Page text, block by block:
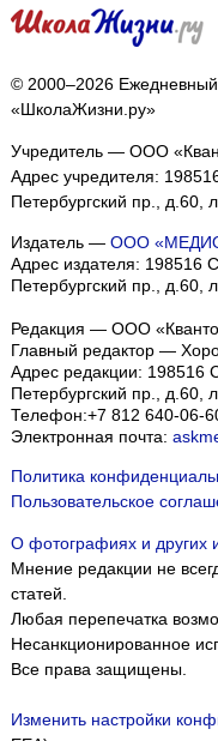
© 2000–2026
«ШколаЖизни.ру»
Учредитель — ООО
Адрес учредителя:
Петербургский пр., д.60,
Издатель — ООО
Адрес издателя: 198516
Петербургский пр., д.60,
Редакция — ООО
Главный редактор —
Адрес редакции: 198516
Петербургский пр., д.60,
Телефон:+7 812 640-06-
Электронная почта:
Политика
Пользовательское
О фотографиях и других
Мнение редакции не
статей.
Любая перепечатка
Несанкционированное
Все права защищены.
Изменить настройки